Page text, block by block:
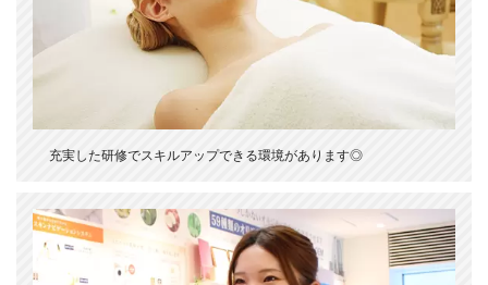
充実した研修でスキルアップできる環境があります◎